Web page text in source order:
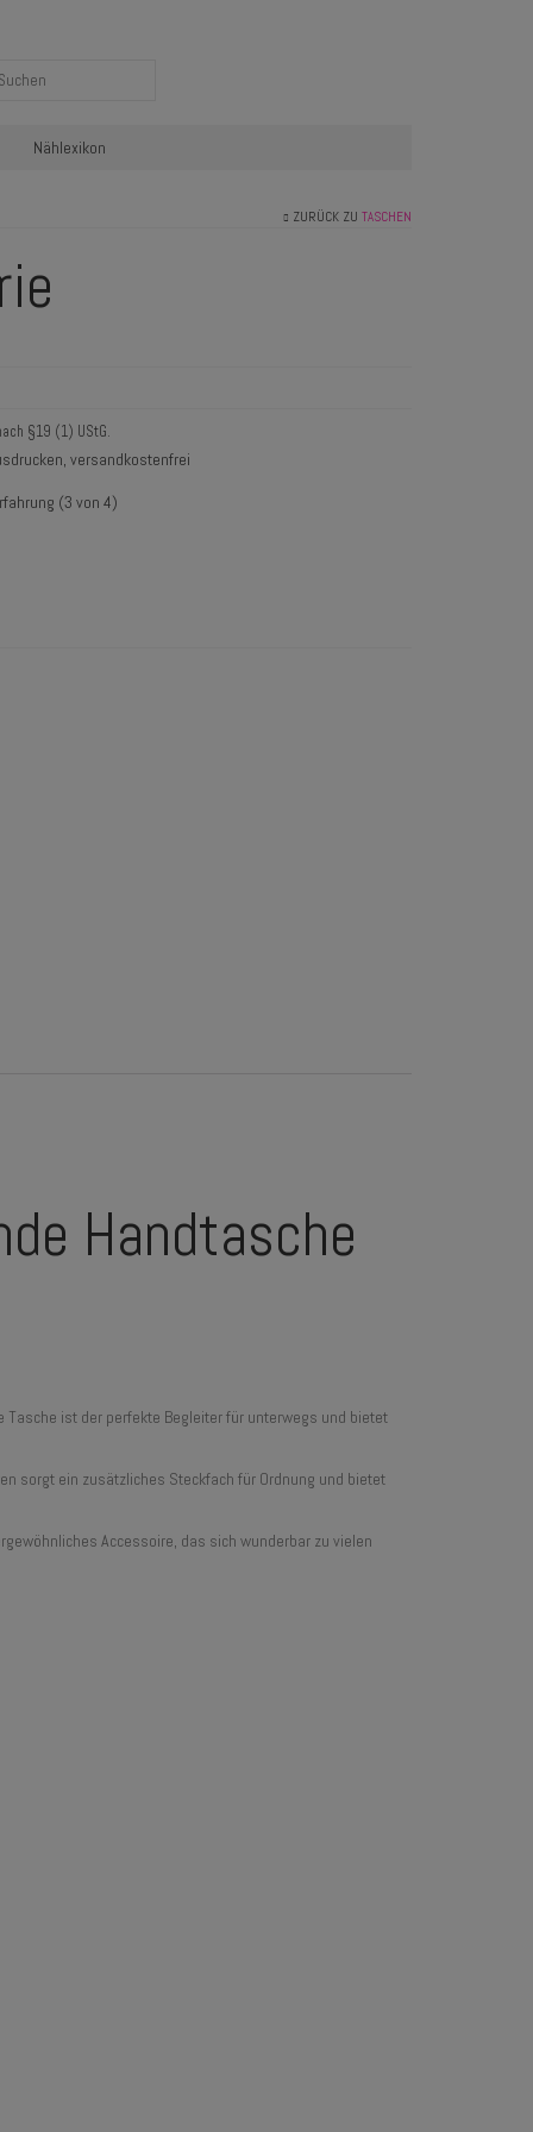
Nählexikon
ZURÜCK ZU TASCHEN
§19 (1) UStG.
versandkostenfrei
(3 von 4)
Handtasche
ist der perfekte Begleiter für unterwegs und bietet
sorgt ein zusätzliches Steckfach für Ordnung und bietet
Accessoire, das sich wunderbar zu vielen